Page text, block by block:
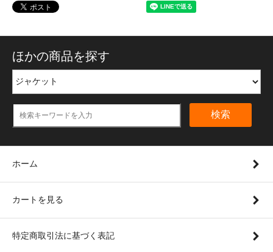
ほかの商品を探す
検索
ホーム
カートを見る
特定商取引法に基づく表記